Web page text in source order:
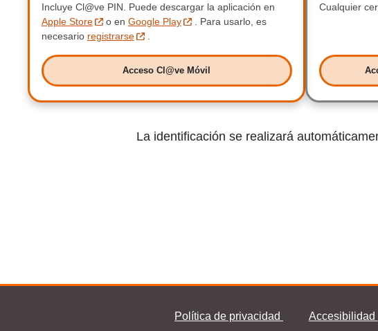
Incluye Cl@ve PIN. Incluye Clave PIN.
Puede descargar la aplicación en
Apple Store
o en Google Play . Para usarlo, es
necesario registrarse .
Acceso Cl@ve MóvilAcceso Clave Móvil
Cualquier
La identificación se realizará
Política de privacidad Accesibilidad